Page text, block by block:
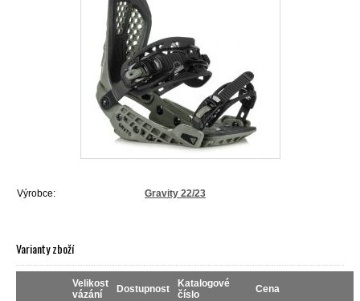
Výrobce: Gravity 22/23
Varianty zboží
Velikost
vázání
Dostupnost
Katalogové
číslo
Cena